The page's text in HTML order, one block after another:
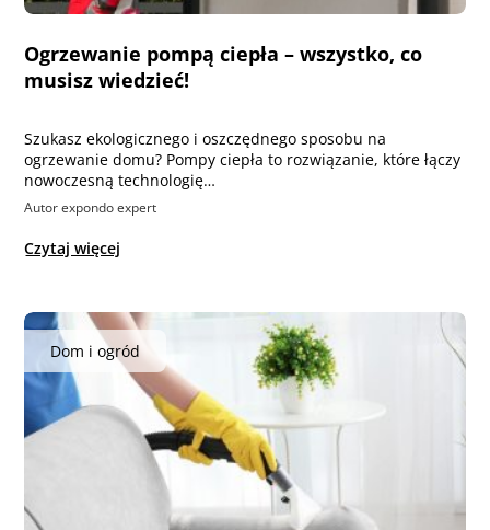
Ogrzewanie pompą ciepła – wszystko, co
musisz wiedzieć!
Szukasz ekologicznego i oszczędnego sposobu na
ogrzewanie domu? Pompy ciepła to rozwiązanie, które łączy
nowoczesną technologię…
Autor expondo expert
Czytaj więcej
Dom i ogród